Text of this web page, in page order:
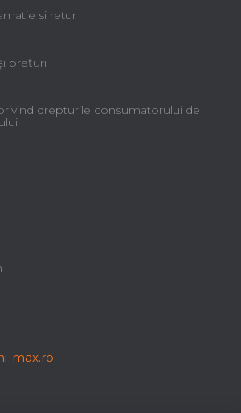
si retur
preţuri
drepturile consumatorului de
max.ro